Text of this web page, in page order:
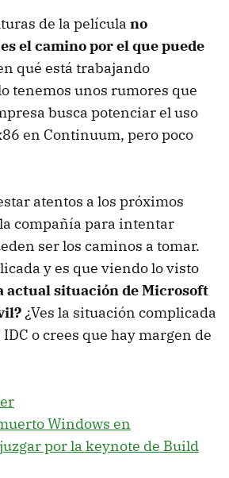
de la película no
el camino por el que puede
qué está trabajando
tenemos unos rumores que
busca potenciar el uso
en Continuum, pero poco
atentos a los próximos
compañía para intentar
ser los caminos a tomar.
y es que viendo lo visto
actual situación de Microsoft
¿Ves la situación complicada
o crees que hay margen de
Windows en
por la keynote de Build